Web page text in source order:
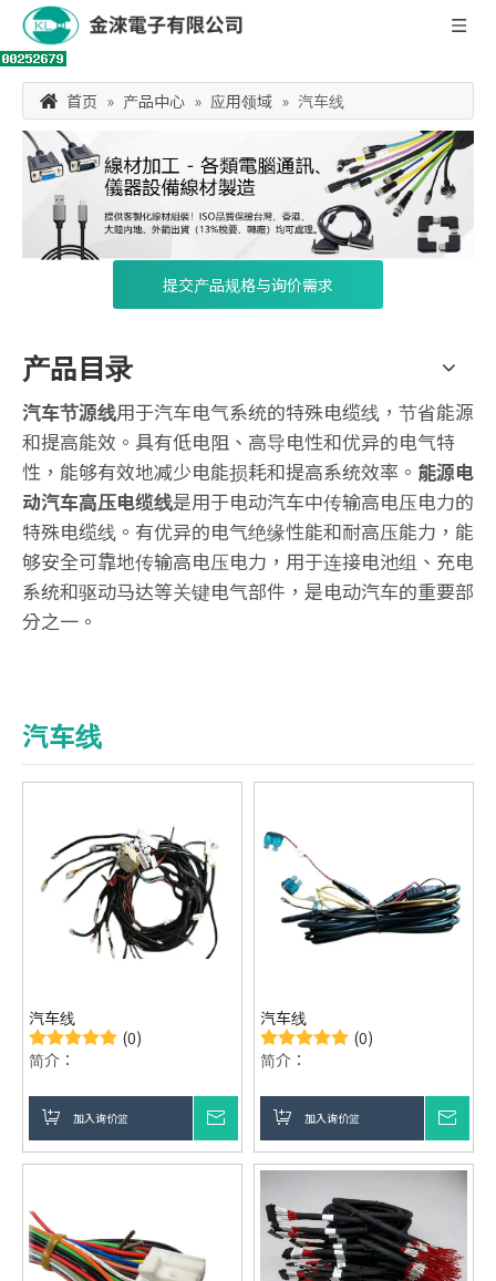
首页 » 产品中心 » 应用领域 » 汽车线
提交产品规格与询价需求
产品目录
汽车节源线用于汽车电气系统的特殊电缆线，节省能源
和提高能效。具有低电阻、高导电性和优异的电气特
性，能够有效地减少电能损耗和提高系统效率。 能源电
动汽车高压电缆线是用于电动汽车中传输高电压电力的
特殊电缆线。有优异的电气绝缘性能和耐高压能力，能
够安全可靠地传输高电压电力，用于连接电池组、充电
系统和驱动马达等关键电气部件，是电动汽车的重要部
分之一。
汽车线
汽车线
(0)
简介：
加入询价篮
汽车线
(0)
简介：
加入询价篮